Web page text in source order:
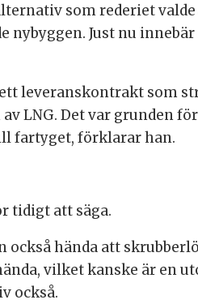
som rederiet valde
Just nu
leveranskontrakt som
LNG. Det var grunden
fartyget, förklarar han.
tidigt att säga.
hända att
vilket kanske är en
också.